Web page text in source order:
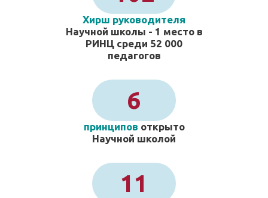
Хирш руководителя
Научной школы - 1 место в
РИНЦ среди 52 000
педагогов
6
принципов открыто
Научной школой
11